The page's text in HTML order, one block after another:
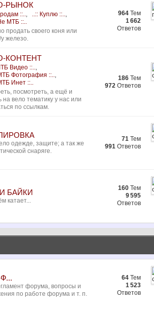
РЫНОК
::.., ..:: Куплю ::..,
МТБ ::..
продать своего коня или
у железо.
964 Тем
1 662
Ответов
КОНТЕНТ
Видео ::..,
Фотография ::..,
Инет ::..
посмотреть, а ещё и
на вело тематику у нас или
по ссылкам.
186 Тем
972 Ответов
одежде, защите; а так же
снаряге.
71 Тем
991 Ответов
БАЙКИ
катает...
160 Тем
9 595
Ответов
форума, вопросы и
по работе форума и т. п.
64 Тем
1 523
Ответов